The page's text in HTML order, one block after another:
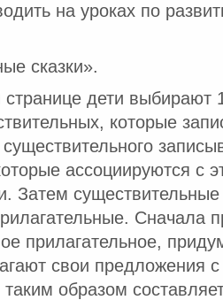
на уроках по
сказки».
дети выбирают
которые
ассоциируются с
Затем
Сначала
прилагательное,
свои предложения
образом